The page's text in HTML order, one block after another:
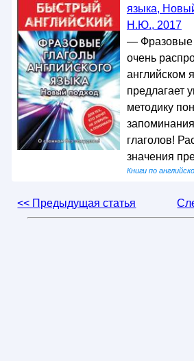
языка,
Н.Ю., 2017
— Фразовые
очень
английском
предлагает
методику
глаголов!
значения
Книги по
<< Предыдущая статья